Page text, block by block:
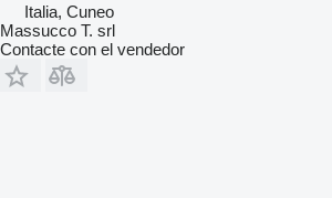
Italia, Cuneo
Massucco T. srl
Contacte con el vendedor